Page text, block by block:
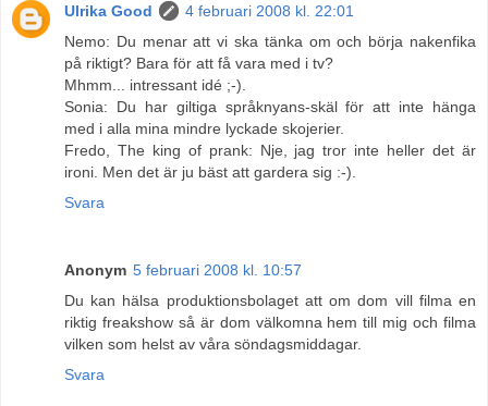
Ulrika Good
4 februari 2008 kl. 22:01
Nemo: Du menar att vi ska tänka om och börja nakenfika
på riktigt? Bara för att få vara med i tv?
Mhmm... intressant idé ;-).
Sonia: Du har giltiga språknyans-skäl för att inte hänga
med i alla mina mindre lyckade skojerier.
Fredo, The king of prank: Nje, jag tror inte heller det är
ironi. Men det är ju bäst att gardera sig :-).
Svara
Anonym 5 februari 2008 kl. 10:57
Du kan hälsa produktionsbolaget att om dom vill filma en
riktig freakshow så är dom välkomna hem till mig och filma
vilken som helst av våra söndagsmiddagar.
Svara